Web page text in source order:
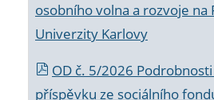
osobního volna a rozvoje na
Univerzity Karlovy
OD č. 5/2026
příspěvku ze sociálního